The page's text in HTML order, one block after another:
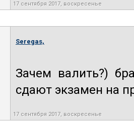
17 сентября 2017, воскресенье
Seregas,
Зачем валить?)
сдают экзамен на
17 сентября 2017, воскресенье